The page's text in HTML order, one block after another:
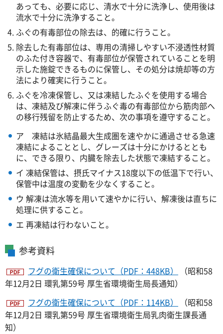
あっても、必要に応じ、清水で十分に洗浄し、使用後は
流水で十分に洗浄すること。
ふぐの有毒部位の除去は、的確に行うこと。
除去した有毒部位は、専用の清掃しやすい不浸透性材質
のふた付き容器で、有毒部位が保管されていることを明
示した施錠できるものに保管し、その処分は焼却等の方
法により確実に行うこと。
ふぐを冷凍保管し、又は凍結したふぐを使用する場合
は、凍結及び解凍に伴うふぐ毒の有毒部位から筋肉部へ
の移行残留を防止するため、次の事項を遵守すること。
ア 凍結は氷結晶最大生成圏を速やかに通過させる急速
凍結によることとし、グレーズは十分にかけるととも
に、できる限り、内臓を除去した状態で凍結すること。
イ 凍結保管は、摂氏マイナス18度以下の低温下で行い、
保管中は温度の変動を少なくすること。
ウ 解凍は流水等を用いて速やかに行い、解凍後は直ちに
処理に供すること。
エ 再凍結は行わないこと。
参考資料
フグの衛生確保について（PDF：448KB）
（昭和58
年12月2日 環乳第59号 厚生省環境衛生局長通知）
フグの衛生確保について（PDF：114KB）
（昭和58
年12月2日 環乳第59号 厚生省環境衛生局乳肉衛生課長通
知）